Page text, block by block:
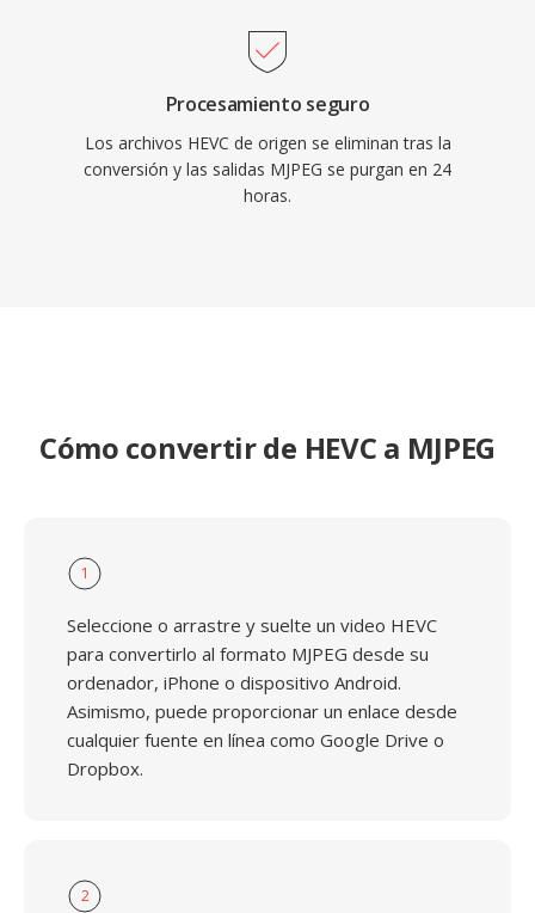
incluso en hardware embebido con recursos
Procesamiento seguro
Los archivos HEVC de origen se eliminan tras la
conversión y las salidas MJPEG se purgan en 24
horas.
Cómo convertir de HEVC a MJPEG
1
Seleccione o arrastre y suelte un video HEVC
para convertirlo al formato MJPEG desde su
ordenador, iPhone o dispositivo Android.
Asimismo, puede proporcionar un enlace desde
cualquier fuente en línea como Google Drive o
Dropbox.
2